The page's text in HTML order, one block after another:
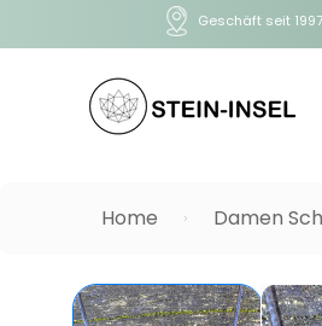
Geschäft seit
Home Damen